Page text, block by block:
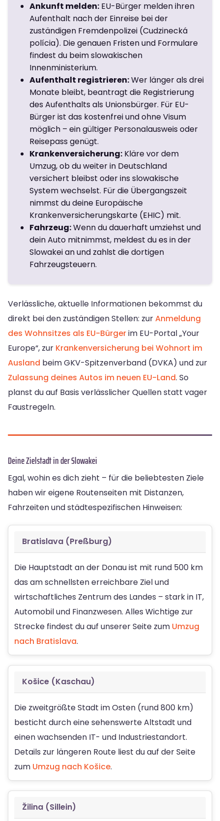
Ankunft melden: EU-Bürger melden ihren
Aufenthalt nach der Einreise bei der
zuständigen Fremdenpolizei (Cudzinecká
polícia). Die genauen Fristen und Formulare
findest du beim slowakischen
Innenministerium.
Aufenthalt registrieren:Wer länger als drei
Monate bleibt, beantragt die Registrierung
des Aufenthalts als Unionsbürger. Für EU-
Bürger ist das kostenfrei und ohne Visum
möglich – ein gültiger Personalausweis oder
Reisepass genügt.
Krankenversicherung: Kläre vor dem
Umzug, ob du weiter in Deutschland
versichert bleibst oder ins slowakische
System wechselst. Für die Übergangszeit
nimmst du deine Europäische
Krankenversicherungskarte (EHIC) mit.
Fahrzeug:Wenn du dauerhaft umziehst und
dein Auto mitnimmst, meldest du es in der
Slowakei an und zahlst die dortigen
Fahrzeugsteuern.
Verlässliche, aktuelle Informationen bekommst du
direkt bei den zuständigen Stellen: zurAnmeldung
des Wohnsitzes als EU-Bürgerim EU-Portal „Your
Europe“, zur Krankenversicherung bei Wohnort im
Ausland beim GKV-Spitzenverband (DVKA) und zur
Zulassung deines Autos im neuen EU-Land. So
planst du auf Basis verlässlicher Quellen statt vager
Faustregeln.
Deine Zielstadt in der Slowakei
Egal, wohin es dich zieht – für die beliebtesten Ziele
haben wir eigene Routenseiten mit Distanzen,
Fahrzeiten und städtespezifischen Hinweisen:
Bratislava (Preßburg)
Die Hauptstadt an der Donau ist mit rund 500 km
das am schnellsten erreichbare Ziel und
wirtschaftliches Zentrum des Landes – stark in IT,
Automobil und Finanzwesen. Alles Wichtige zur
Strecke findest du auf unserer Seite zum Umzug
nach Bratislava.
Košice (Kaschau)
Die zweitgrößte Stadt im Osten (rund 800 km)
besticht durch eine sehenswerte Altstadt und
einen wachsenden IT- und Industriestandort.
Details zur längeren Route liest du auf der Seite
zum Umzug nach Košice.
Žilina (Sillein)